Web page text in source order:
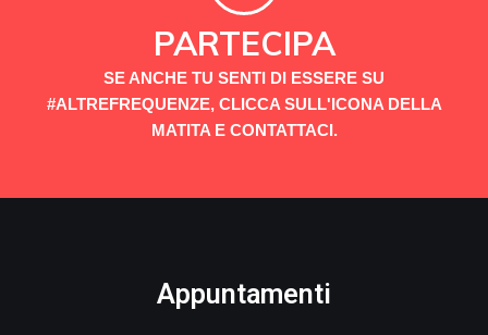
PARTECIPA
SE ANCHE TU SENTI DI ESSERE SU
#ALTREFREQUENZE, CLICCA SULL'ICONA DELLA
MATITA E CONTATTACI.
Appuntamenti